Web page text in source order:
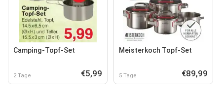
Camping-Topf-Set
2 Tage €5,99
Meisterkoch Topf-Set
5 Tage €89,99